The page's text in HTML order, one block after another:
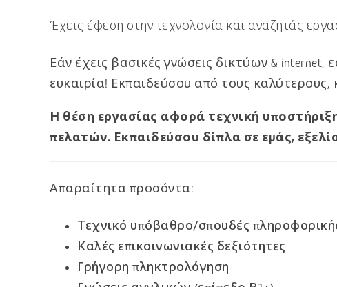
Έχεις έφεση στην τεχνολογία και αναζητάς
Εάν έχεις βασικές γνώσεις δικτύων & internet,
ευκαιρία! Εκπαιδεύσου από τους καλύτερους,
Η θέση εργασίας αφορά τεχνική
πελατών. Εκπαιδεύσου δίπλα σε εμάς,
Απαραίτητα προσόντα:
Τεχνικό υπόβαθρο/σπουδές
Καλές επικοινωνιακές δεξιότητες
Γρήγορη πληκτρολόγηση